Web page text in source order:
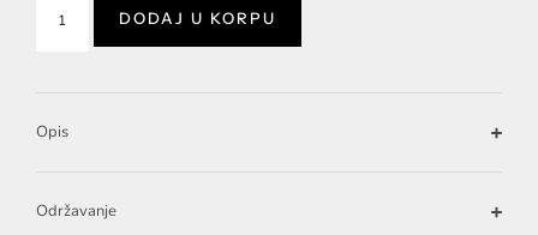
DODAJ U KORPU
Opis
Održavanje